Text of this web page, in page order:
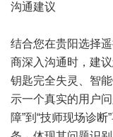
沟通建议
结合您在贵阳选择
商深入沟通时，建
钥匙完全失灵、智
示一个真实的用户
障”到“技师现场诊